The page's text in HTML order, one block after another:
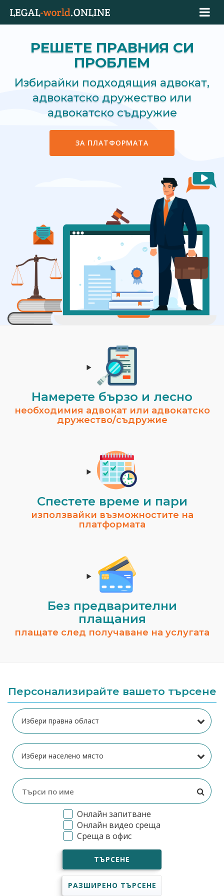
РЕШЕТЕ ПРАВНИЯ СИ
ПРОБЛЕМ
Избирайки подходящия адвокат,
адвокатско дружество или
адвокатско съдружие
ЗА ПЛАТФОРМАТА
Намерете бързо и лесно
необходимия адвокат или адвокатско
дружество/съдружие
Спестeте време и пари
използвайки възможностите на
платформата
Без предварителни
плащания
плащате след получаване на услугата
Персонализирайте вашето търсене
Онлайн запитване
Онлайн видео среща
Среща в офис
ТЪРСЕНЕ
РАЗШИРЕНО ТЪРСЕНЕ